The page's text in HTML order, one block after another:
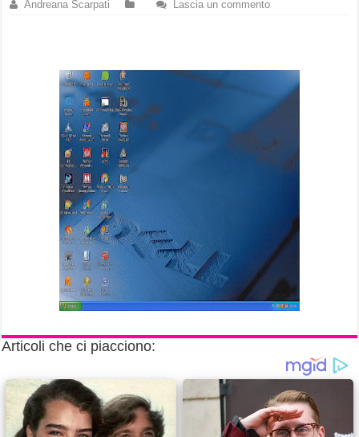
Andreana Scarpati Lascia un commento
Articoli che ci piacciono: